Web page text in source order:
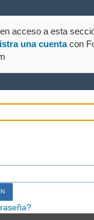
acceso a esta
una cuentacon